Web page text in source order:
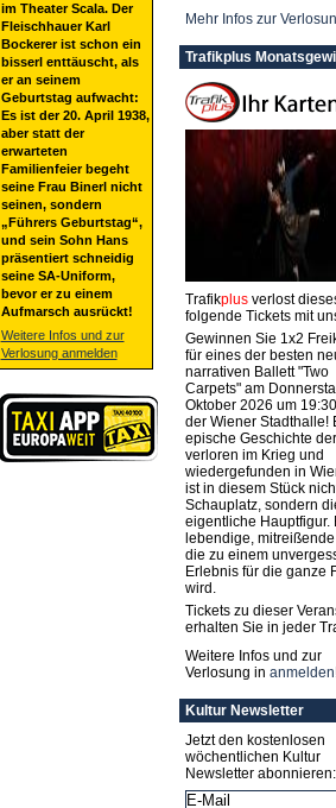
im Theater Scala. Der
Fleischhauer Karl
Bockerer ist schon ein
bisserl enttäuscht, als
er an seinem
Geburtstag aufwacht:
Es ist der 20. April 1938,
aber statt der
erwarteten
Familienfeier begeht
seine Frau Binerl nicht
seinen, sondern
„Führers Geburtstag“,
und sein Sohn Hans
präsentiert schneidig
seine SA-Uniform,
bevor er zu einem
Aufmarsch ausrückt!
Weitere Infos und zur
Verlosung anmelden
Mehr Infos zur
Trafikplus
Trafikplusverlost
folgende Tickets mit
Gewinnen Sie 1x2
für eines der besten
narrativen Ballett "Two
Carpets" am
Oktober 2026 um
der Wiener Stadthalle!
epische Geschichte
verloren im Krieg und
wiedergefunden in
ist in diesem Stück
Schauplatz, sondern
eigentliche Hauptfigur.
lebendige,
die zu einem
Erlebnis für die ganze
wird.
Tickets zu dieser
erhalten Sie in jeder
Weitere Infos und zur
Verlosung in anmelden
Kultur Newsletter
Jetzt den kostenlosen
wöchentlichen Kultur
Newsletter abonnieren: